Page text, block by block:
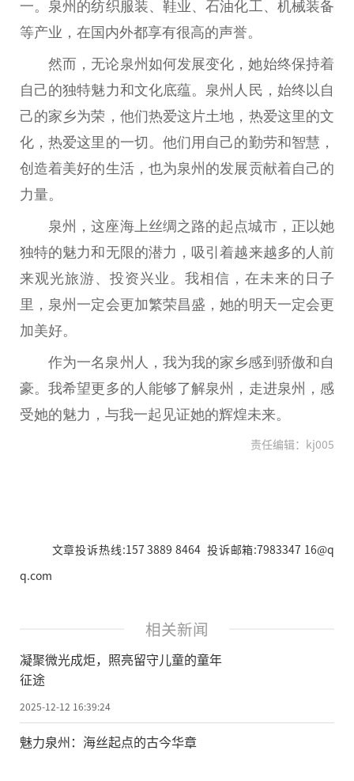
一。泉州的纺织服装、鞋业、石油化工、机械装备
等产业，在国内外都享有很高的声誉。
然而，无论泉州如何发展变化，她始终保持着
自己的独特魅力和文化底蕴。泉州人民，始终以自
己的家乡为荣，他们热爱这片土地，热爱这里的文
化，热爱这里的一切。他们用自己的勤劳和智慧，
创造着美好的生活，也为泉州的发展贡献着自己的
力量。
泉州，这座海上丝绸之路的起点城市，正以她
独特的魅力和无限的潜力，吸引着越来越多的人前
来观光旅游、投资兴业。我相信，在未来的日子
里，泉州一定会更加繁荣昌盛，她的明天一定会更
加美好。
作为一名泉州人，我为我的家乡感到骄傲和自
豪。我希望更多的人能够了解泉州，走进泉州，感
受她的魅力，与我一起见证她的辉煌未来。
责任编辑：kj005
文章投诉热线:157 3889 8464 投诉邮箱:7983347 16@q
q.com
相关新闻
凝聚微光成炬，照亮留守儿童的童年
征途
2025-12-12 16:39:24
魅力泉州：海丝起点的古今华章